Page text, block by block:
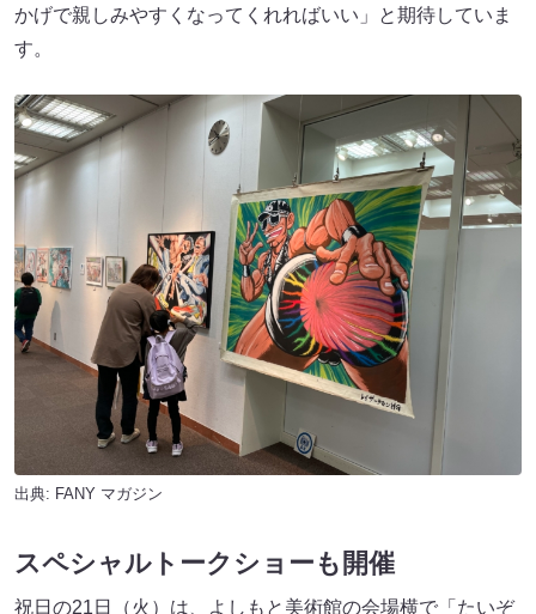
かげで親しみやすくなってくれればいい」と期待していま
す。
出典: FANY マガジン
スペシャルトークショーも開催
祝日の21日（火）は、よしもと美術館の会場横で「たいぞ